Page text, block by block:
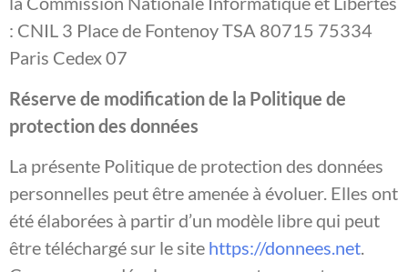
: CNIL 3 Place de Fontenoy TSA 80715 75334
Paris Cedex 07
Réserve de modification de la Politique de
protection des données
La présente Politique de protection des données
personnelles peut être amenée à évoluer. Elles ont
été élaborées à partir d’un modèle libre qui peut
être téléchargé sur le site https://donnees.net.